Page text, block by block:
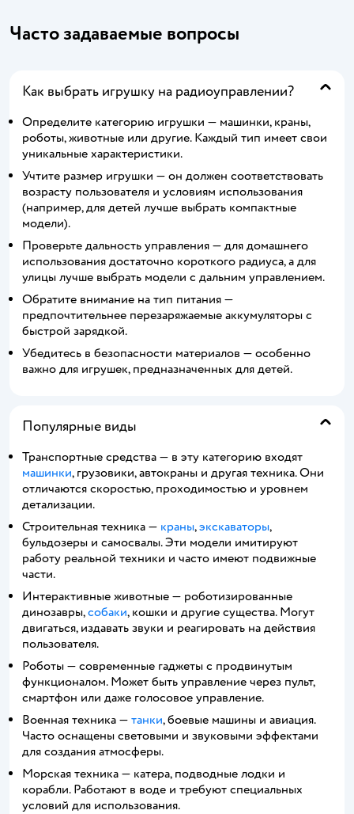
Часто задаваемые вопросы
Как выбрать игрушку на радиоуправлении?
Определите категорию игрушки — машинки, краны,
роботы, животные или другие. Каждый тип имеет свои
уникальные характеристики.
Учтите размер игрушки — он должен соответствовать
возрасту пользователя и условиям использования
(например, для детей лучше выбрать компактные
модели).
Проверьте дальность управления — для домашнего
использования достаточно короткого радиуса, а для
улицы лучше выбрать модели с дальним управлением.
Обратите внимание на тип питания —
предпочтительнее перезаряжаемые аккумуляторы с
быстрой зарядкой.
Убедитесь в безопасности материалов — особенно
важно для игрушек, предназначенных для детей.
Популярные виды
Транспортные средства — в эту категорию входят
машинки, грузовики, автокраны и другая техника. Они
отличаются скоростью, проходимостью и уровнем
детализации.
Строительная техника — краны,экскаваторы,
бульдозеры и самосвалы. Эти модели имитируют
работу реальной техники и часто имеют подвижные
части.
Интерактивные животные — роботизированные
динозавры,собаки, кошки и другие существа. Могут
двигаться, издавать звуки и реагировать на действия
пользователя.
Роботы — современные гаджеты с продвинутым
функционалом. Может быть управление через пульт,
смартфон или даже голосовое управление.
Военная техника — танки, боевые машины и авиация.
Часто оснащены световыми и звуковыми эффектами
для создания атмосферы.
Морская техника — катера, подводные лодки и
корабли. Работают в воде и требуют специальных
условий для использования.